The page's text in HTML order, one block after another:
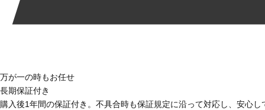
万が一の時もお任せ
長期保証付き
購入後1年間の保証付き。不具合時も保証規定に沿って対応し、安心